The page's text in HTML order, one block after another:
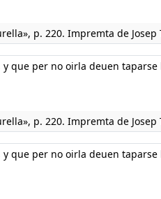
p. 220. Impremta de Josep
que per no oirla deuen taparse
p. 220. Impremta de Josep
que per no oirla deuen taparse